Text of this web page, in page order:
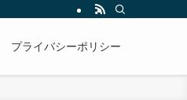
プライバシーポリシー